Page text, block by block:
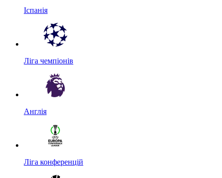
Іспанія
Ліга чемпіонів
Англія
Ліга конференцій